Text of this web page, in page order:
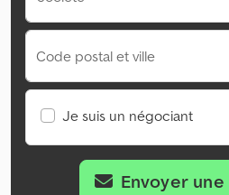
Code postal et ville
Je suis un négociant
Envoyer